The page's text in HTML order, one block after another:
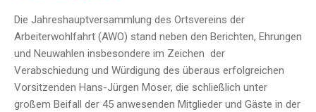
Die Jahreshauptversammlung des Ortsvereins der
Arbeiterwohlfahrt (AWO) stand neben den Berichten, Ehrungen
und Neuwahlen insbesondere im Zeichen der
Verabschiedung und Würdigung des überaus erfolgreichen
Vorsitzenden Hans-Jürgen Moser, die schließlich unter
großem Beifall der 45 anwesenden Mitglieder und Gäste in der